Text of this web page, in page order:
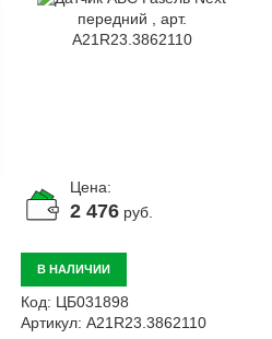
Цена:
2 476 руб.
В НАЛИЧИИ
Код: ЦБ031898
Артикул: A21R23.3862110